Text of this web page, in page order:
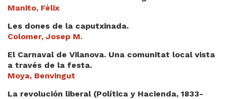
Manito, Fèlix
Les dones de la caputxinada.
Colomer, Josep M.
El Carnaval de Vilanova. Una comunitat local vista
a través de la festa.
Moya, Benvingut
La revolución liberal (Política y Hacienda, 1833-